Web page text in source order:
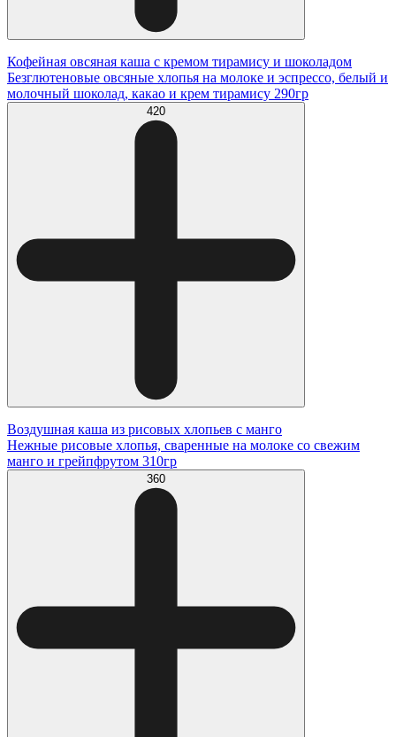
Кофейная овсяная каша с кремом тирамису и шоколадом
Безглютеновые овсяные хлопья на молоке и эспрессо, белый и
молочный шоколад, какао и крем тирамису 290гр
420
Воздушная каша из рисовых хлопьев с манго
Нежные рисовые хлопья, сваренные на молоке со свежим
манго и грейпфрутом 310гр
360